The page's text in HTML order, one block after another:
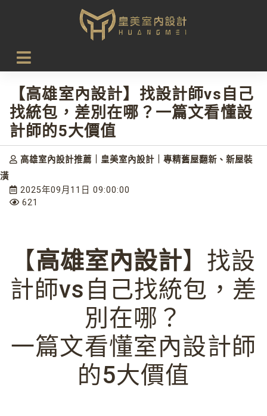
首頁
設計新知
【高雄室內設計】找設計師vs自己找統包，差別在哪？一篇
文看懂設計師的5大價值
【高雄室內設計】找設計師vs自己
找統包，差別在哪？一篇文看懂設
計師的5大價值
高雄室內設計推薦｜皇美室內設計｜專精舊屋翻新、新屋裝
潢
2025年09月11日 09:00:00
621
【高雄室內設計】找設
計師vs自己找統包，差
別在哪？
一篇文看懂室內設計師
的5大價值